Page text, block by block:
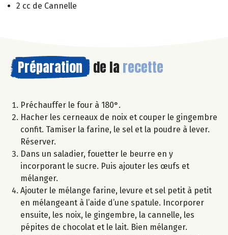
2 cc de Cannelle
Préparation de la recette
Préchauffer le four à 180°.
Hacher les cerneaux de noix et couper le gingembre
confit. Tamiser la farine, le sel et la poudre à lever.
Réserver.
Dans un saladier, fouetter le beurre en y
incorporant le sucre. Puis ajouter les œufs et
mélanger.
Ajouter le mélange farine, levure et sel petit à petit
en mélangeant à l’aide d’une spatule. Incorporer
ensuite, les noix, le gingembre, la cannelle, les
pépites de chocolat et le lait. Bien mélanger.